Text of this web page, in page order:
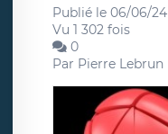
Publié le 06/06/24
Vu 1 302 fois
0
Par Pierre Lebrun